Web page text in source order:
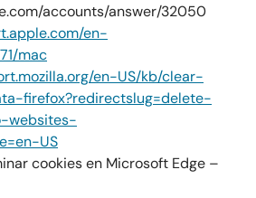
accounts/answer/32050
en-
mac
en-US/kb/clear-
firefox?redirectslug=delete-
websites-
US
cookies en Microsoft Edge –